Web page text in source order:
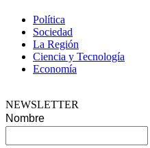
Política
Sociedad
La Región
Ciencia y Tecnología
Economía
NEWSLETTER
Nombre